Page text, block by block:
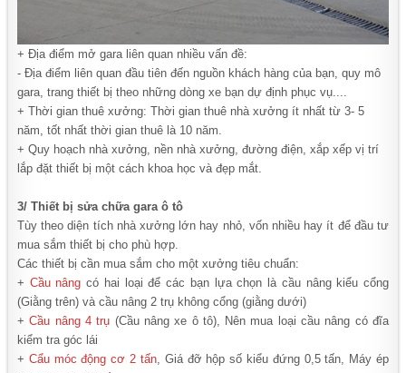
+ Địa điểm mở gara liên quan nhiều vấn đề:
- Địa điểm liên quan đầu tiên đến nguồn khách hàng của bạn, quy mô
gara, trang thiết bị theo những dòng xe bạn dự định phục vụ....
+ Thời gian thuê xưởng: Thời gian thuê nhà xưởng ít nhất từ 3- 5
năm, tốt nhất thời gian thuê là 10 năm.
+ Quy hoạch nhà xưởng, nền nhà xưởng, đường điện, xắp xếp vị trí
lắp đặt thiết bị một cách khoa học và đẹp mắt.
3/ Thiết bị sửa chữa gara ô tô
Tùy theo diện tích nhà xưởng lớn hay nhỏ, vốn nhiều hay ít để đầu tư
mua sắm thiết bị cho phù hợp.
Các thiết bị cần mua sắm cho một xưởng tiêu chuẩn:
+ Cầu nâng có hai loại để các bạn lựa chọn là cầu nâng kiểu cổng
(Giằng trên) và cầu nâng 2 trụ không cổng (giằng dưới)
+Cầu nâng 4 trụ (Cầu nâng xe ô tô), Nên mua loại cầu nâng có đĩa
kiểm tra góc lái
+ Cẩu móc động cơ 2 tấn, Giá đỡ hộp số kiểu đứng 0,5 tấn, Máy ép